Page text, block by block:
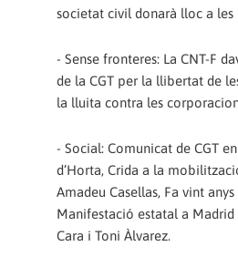
societat civil donarà lloc a les
- Sense fronteres: La CNT-F
de la CGT per la llibertat de
la lluita contra les
- Social: Comunicat de CGT
d’Horta, Crida a la
Amadeu Casellas, Fa vint
Manifestació estatal a
Cara i Toni Àlvarez.